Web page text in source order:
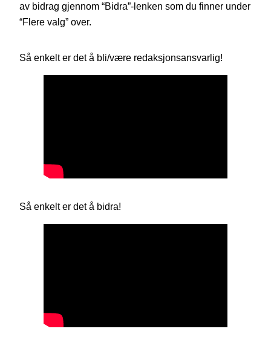
av bidrag gjennom “Bidra”-lenken som du finner under
“Flere valg” over.
Så enkelt er det å bli/være redaksjonsansvarlig!
Så enkelt er det å bidra!